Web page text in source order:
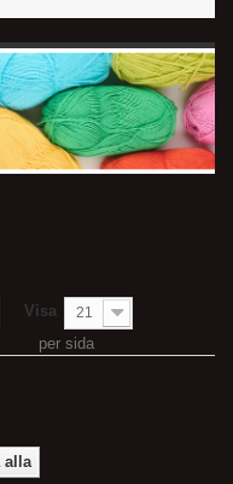
Visa 21
per sida
alla